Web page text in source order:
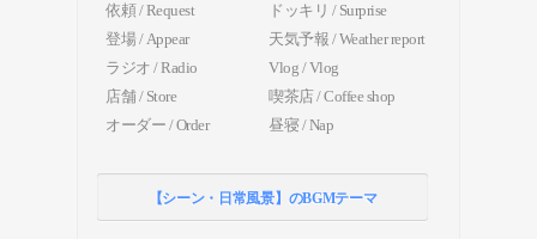
依頼 / Request
ドッキリ / Surprise
登場 / Appear
天気予報 / Weather report
ラジオ / Radio
Vlog / Vlog
店舗 / Store
喫茶店 / Coffee shop
オーダー / Order
昼寝 / Nap
【シーン・日常風景】のBGMテーマ